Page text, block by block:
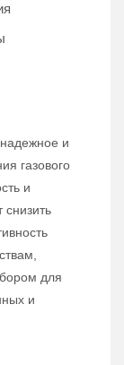
и
газового
и
снизить
для
и